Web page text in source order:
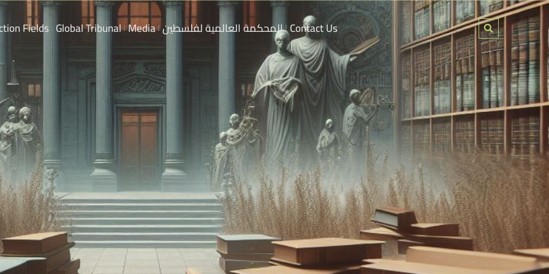
Fields Global Tribunal Media المحكمة العالمية لفلسطين Contact Us